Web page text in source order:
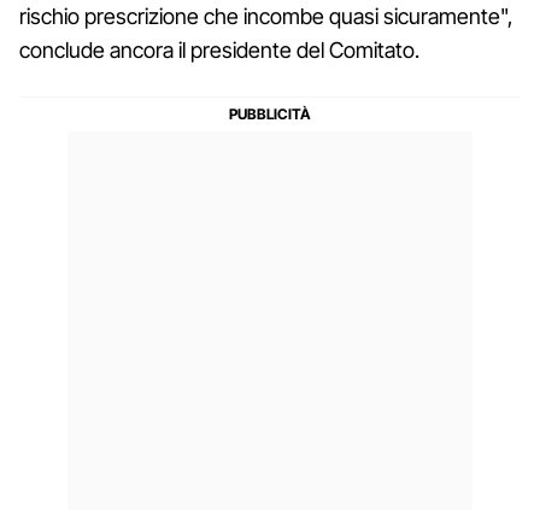
rischio prescrizione che incombe quasi sicuramente",
conclude ancora il presidente del Comitato.